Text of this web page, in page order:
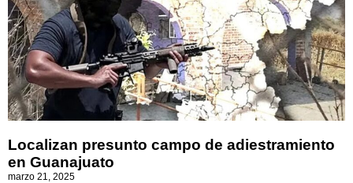
Localizan presunto campo de adiestramiento
en Guanajuato
marzo 21, 2025